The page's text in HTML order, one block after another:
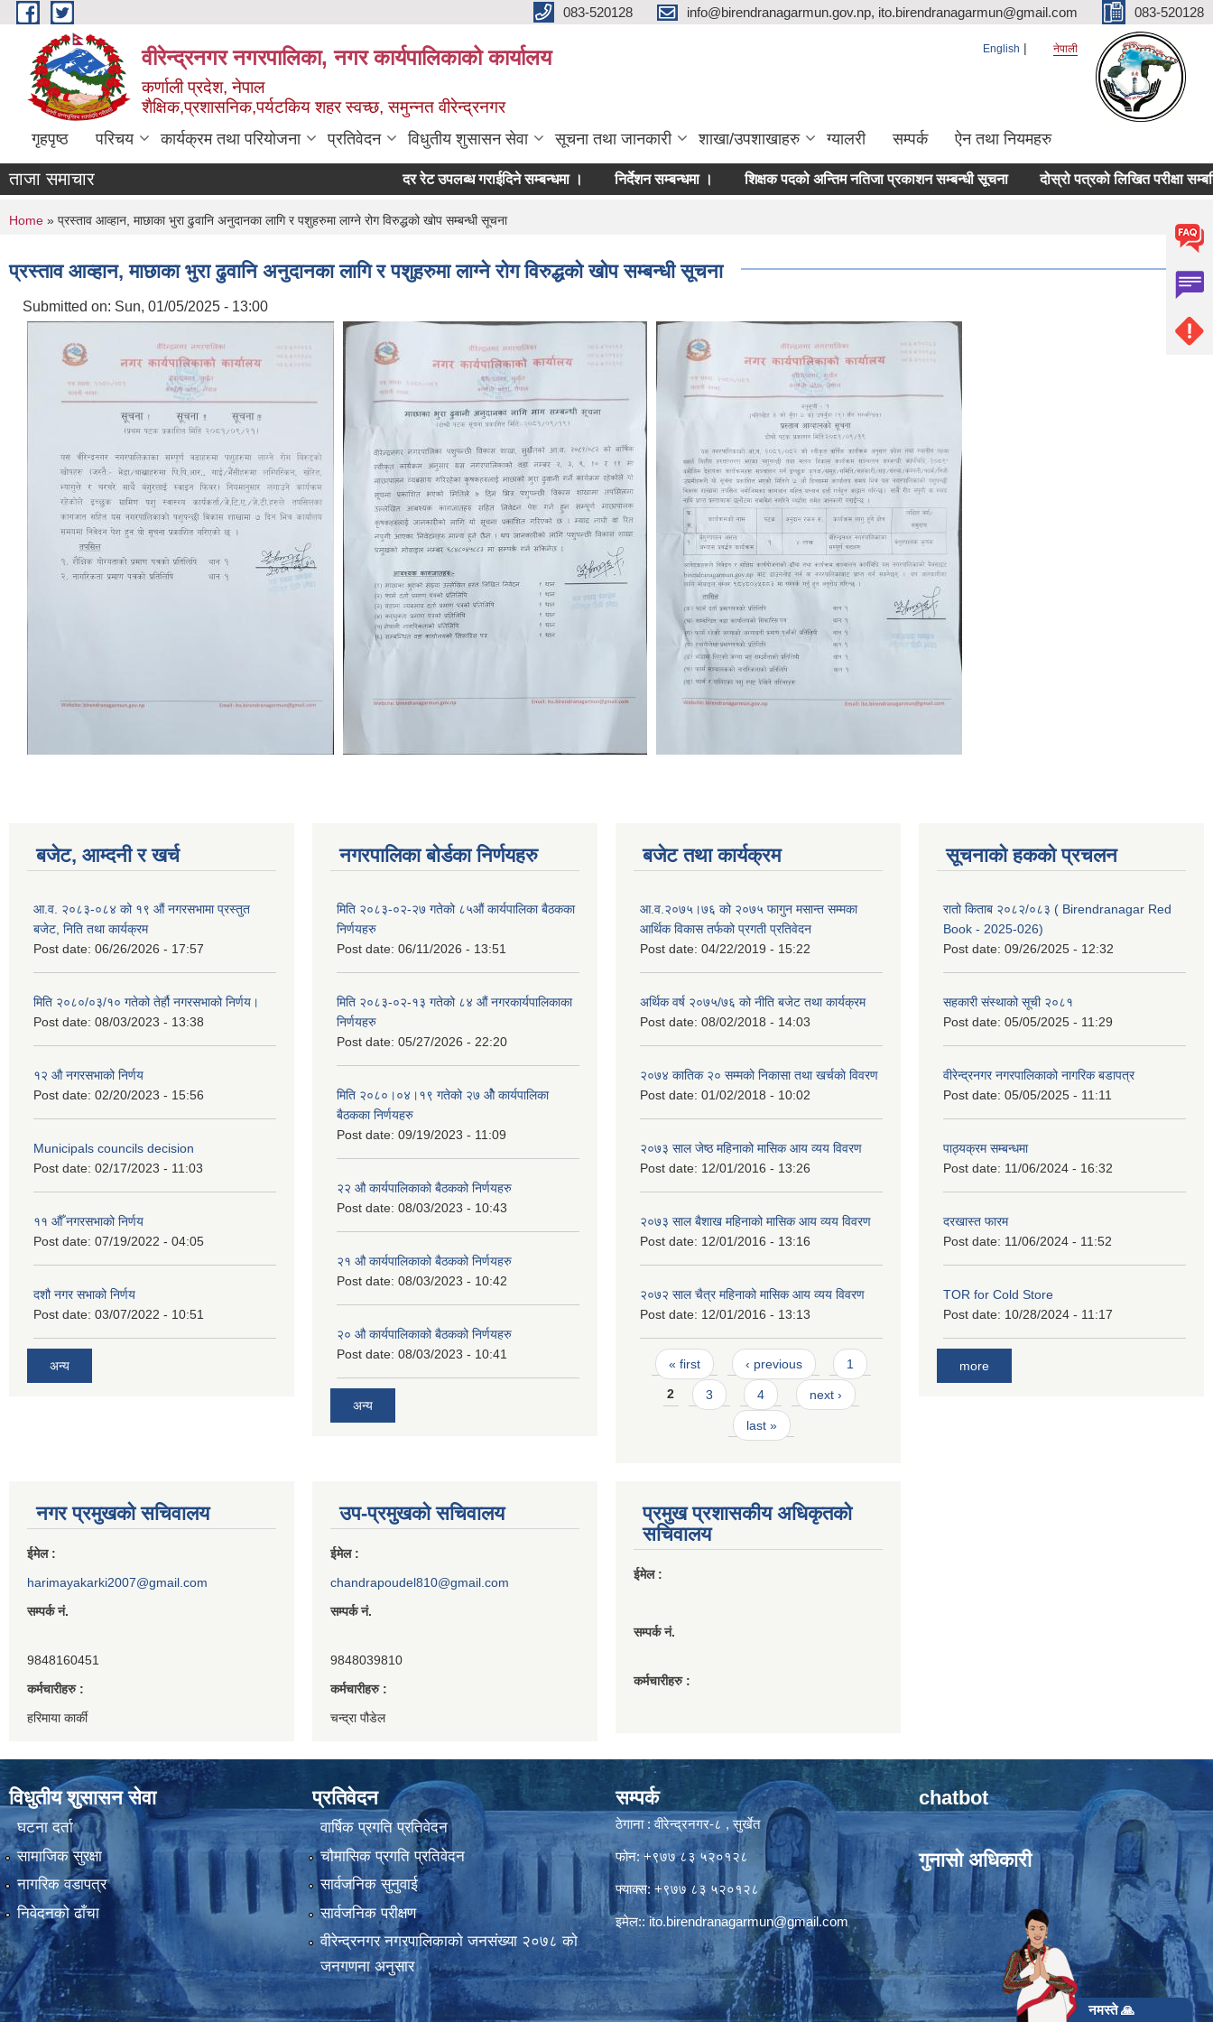
Skip to main content 083-520128 info@birendranagarmun.gov.np, ito.birendranagarmun@gmail.com 083-520128
वीरेन्द्रनगर नगरपालिका, नगर कार्यपालिकाको कार्यालय
कर्णाली प्रदेश, नेपाल
शैक्षिक,प्रशासनिक,पर्यटकिय शहर स्वच्छ, समुन्नत वीरेन्द्रनगर
English नेपाली
गृहपृष्ठ परिचय कार्यक्रम तथा परियोजना प्रतिवेदन विधुतीय शुसासन सेवा सूचना तथा जानकारी शाखा/उपशाखाहरु ग्यालरी सम्पर्क ऐन तथा नियमहरु
ताजा समाचार दर रेट उपलब्ध गराईदिने सम्बन्धमा । निर्देशन सम्बन्धमा । शिक्षक पदको अन्तिम नतिजा प्रकाशन सम्बन्धी सूचना दोस्रो पत्रको लिखित परीक्षा सम्बन्धि
You are here
Home » प्रस्ताव आव्हान, माछाका भुरा ढुवानि अनुदानका लागि र पशुहरुमा लाग्ने रोग विरुद्धको खोप सम्बन्धी सूचना
प्रस्ताव आव्हान, माछाका भुरा ढुवानि अनुदानका लागि र पशुहरुमा लाग्ने रोग विरुद्धको खोप सम्बन्धी सूचना
Submitted on: Sun, 01/05/2025 - 13:00
बजेट, आम्दनी र खर्च
आ.व. २०८३-०८४ को १९ औं नगरसभामा प्रस्तुत
बजेट, निति तथा कार्यक्रम
Post date: 06/26/2026 - 17:57
मिति २०८०/०३/१० गतेको तेर्हौ नगरसभाको निर्णय।
Post date: 08/03/2023 - 13:38
१२ औ नगरसभाको निर्णय
Post date: 02/20/2023 - 15:56
Municipals councils decision
Post date: 02/17/2023 - 11:03
११ ‌औँ नगरसभाको निर्णय
Post date: 07/19/2022 - 04:05
दशौ नगर सभाको निर्णय
Post date: 03/07/2022 - 10:51
अन्य
नगरपालिका बोर्डका निर्णयहरु
मिति २०८३-०२-२७ गतेको ८५औं कार्यपालिका बैठकका
निर्णयहरु
Post date: 06/11/2026 - 13:51
मिति २०८३-०२-१३ गतेको ८४ औं नगरकार्यपालिकाका
निर्णयहरु
Post date: 05/27/2026 - 22:20
मिति २०८०।०४।१९ गतेको २७ ‌‍‌ओेै कार्यपालिका
बैठकका निर्णयहरु
Post date: 09/19/2023 - 11:09
२‍२ औ कार्यपालिकाको बैठकको निर्णयहरु
Post date: 08/03/2023 - 10:43
२‍१ औ कार्यपालिकाको बैठकको निर्णयहरु
Post date: 08/03/2023 - 10:42
२‍० औ कार्यपालिकाको बैठकको निर्णयहरु
Post date: 08/03/2023 - 10:41
अन्य
बजेट तथा कार्यक्रम
आ.व.२०७५।७६ को २०७५ फागुन मसान्त सम्मका
आर्थिक विकास तर्फको प्रगती प्रतिवेदन
Post date: 04/22/2019 - 15:22
अर्थिक वर्ष २०७५/७६ को नीति बजेट तथा कार्यक्रम
Post date: 08/02/2018 - 14:03
२०७४ कातिक २० सम्मकाे निकासा तथा खर्चकाे विवरण
Post date: 01/02/2018 - 10:02
२०७३ साल जेष्ठ महिनाको मासिक आय व्यय विवरण
Post date: 12/01/2016 - 13:26
२०७३ साल बैशाख महिनाको मासिक आय व्यय विवरण
Post date: 12/01/2016 - 13:16
२०७२ साल चैत्र महिनाको मासिक आय व्यय विवरण
Post date: 12/01/2016 - 13:13
Pages
« first ‹ previous 1
2 3 4 next ›
last »
सूचनाको हकको प्रचलन
रातो किताब २०८२/०८३ ( Birendranagar Red
Book - 2025-026)
Post date: 09/26/2025 - 12:32
सहकारी संस्थाको सूची २०८१
Post date: 05/05/2025 - 11:29
वीरेन्द्रनगर नगरपालिकाको नागरिक बडापत्र
Post date: 05/05/2025 - 11:11
पाठ्यक्रम सम्बन्धमा
Post date: 11/06/2024 - 16:32
दरखास्त फारम
Post date: 11/06/2024 - 11:52
TOR for Cold Store
Post date: 10/28/2024 - 11:17
more
नगर प्रमुखको सचिवालय
ईमेल :
harimayakarki2007@gmail.com
सम्पर्क नं.
9848160451
कर्मचारीहरु :
हरिमाया कार्की
उप-प्रमुखको सचिवालय
ईमेल :
chandrapoudel810@gmail.com
सम्पर्क नं.
9848039810
कर्मचारीहरु :
चन्द्रा पौडेल
प्रमुख प्रशासकीय अधिकृतको
सचिवालय
ईमेल :
सम्पर्क नं.
कर्मचारीहरु :
विधुतीय शुसासन सेवा
घटना दर्ता
सामाजिक सुरक्षा
नागरिक वडापत्र
निवेदनको ढाँचा
प्रतिवेदन
वार्षिक प्रगति प्रतिवेदन
चौमासिक प्रगति प्रतिवेदन
सार्वजनिक सुनुवाई
सार्वजनिक परीक्षण
वीरेन्द्रनगर नगरपालिकाकाे जनसंख्या २०७८ काे
जनगणना अनुसार
सम्पर्क
ठेगाना : वीरेन्द्रनगर-८ , सुर्खेत
फोन: +९७७ ८३ ५२०१२८
फ्याक्स: +९७७ ८३ ५२०१२८
इमेल::ito.birendranagarmun@gmail.com
chatbot
गुनासो अधिकारी
नमस्ते 🙏